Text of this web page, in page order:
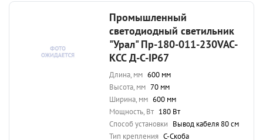
Промышленный
светодиодный светильник
"Урал" Пр-180-011-230VAC-
КСС Д-С-IP67
Длина, мм 600 мм
Высота, мм 70 мм
Ширина, мм 600 мм
Мощность, Вт 180 Вт
Способ установки Вывод кабеля 80 см
Тип крепления С-Скоба